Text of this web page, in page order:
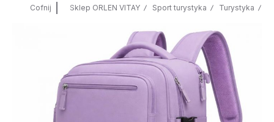
Cofnij Sklep ORLEN VITAY Sport turystyka Turystyka